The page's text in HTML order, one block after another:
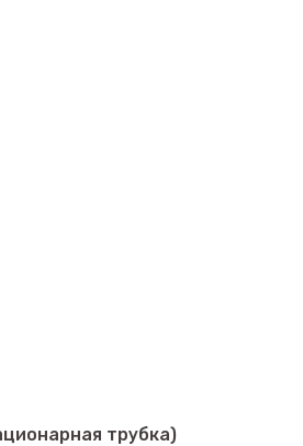
трубка)